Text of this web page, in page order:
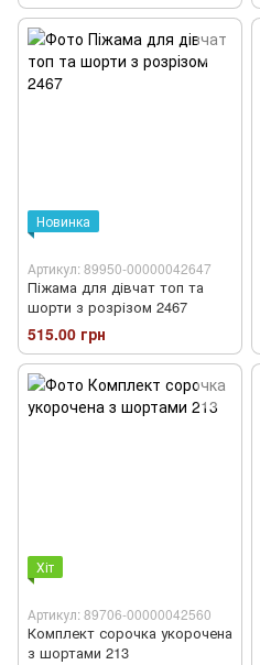
Новинка
Артикул: 89950-00000042647
Піжама для дівчат топ та
шорти з розрізом 2467
515.00 грн
Хіт
Артикул: 89706-00000042560
Комплект сорочка укорочена
з шортами 213